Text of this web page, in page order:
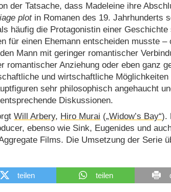
der Tatsache, dass Madeleine ihre
plotin Romanen des 19. Jahrhunderts
häufig die Protagonistin einer Geschichte
für einen Ehemann entscheiden musste –
Mann mit geringer romantischer
romantischer Anziehung oder eben ganz
und wirtschaftliche Möglichkeiten
sehr philosophisch angehaucht
Diskussionen.
Will Arbery, Hiro Murai („Widow’s Bay“).
ebenso wie Sink, Eugenides und
Films. Die Umsetzung der Serie
teilen teilen